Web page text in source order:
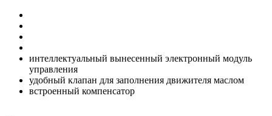
интеллектуальный вынесенный электронный модуль
управления
удобный клапан для заполнения движителя маслом
встроенный компенсатор